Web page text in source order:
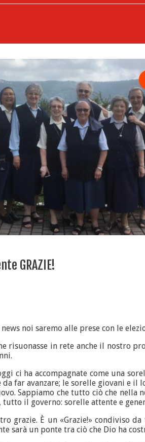
GRAZIE!
noi saremo alle prese con le
risuonasse in rete anche il nostro
ci ha accompagnate come una
far avanzare; le sorelle giovani e
Sappiamo che tutto ciò che
tutto il governo: sorelle attente e
grazie. È un «Grazie!» condiviso
sarà un ponte tra ciò che Dio ha